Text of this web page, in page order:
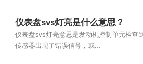
仪表盘svs灯亮是什么意思？
仪表盘svs灯亮意思是发动机控制单元检查
传感器出现了错误信号，或...